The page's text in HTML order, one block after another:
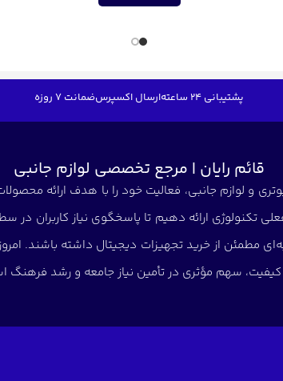
پشتیبانی 24 ساعته ارسال اکسپرسضمانت 7 روزه
قائم رایان | مرجع تخصصی لوازم جانبی
و لوازم جانبی، فعالیت خود را با هدف ارائه
تکنولوژی ارائه دهیم تا پاسخگوی نیاز کاربران
مطمئن از خرید تجهیزات دیجیتال داشته
سهم مؤثری در تأمین نیاز جامعه و رشد فرهنگ